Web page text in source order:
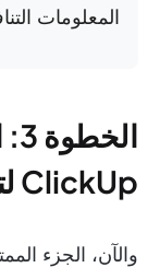
المعلومات
ClickUp لتصور البيانات
والآن، الجزء